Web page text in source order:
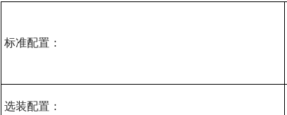
标准配置：
选装配置：